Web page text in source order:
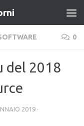
0
del 2018
2019 ·